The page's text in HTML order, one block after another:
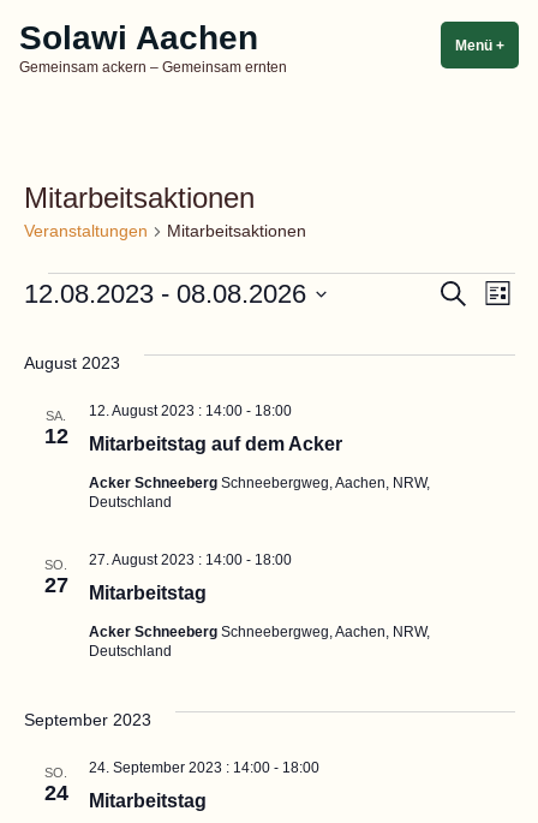
Inhalt
springen
Solawi Aachen
Gemeinsam ackern – Gemeinsam ernten
Menü +
Mitarbeitsaktionen
Veranstaltungen Mitarbeitsaktionen
Veranstaltungen Suche
Liste
12.08.2023 - 08.08.2026
wählen.
August 2023
SA.
12 Mitarbeitstag auf dem Acker
12. August 2023 : 14:00- 18:00
Acker Schneeberg Schneebergweg, Aachen, NRW,
Deutschland
SO.
27 Mitarbeitstag
27. August 2023 : 14:00- 18:00
Acker Schneeberg Schneebergweg, Aachen, NRW,
Deutschland
September 2023
SO.
24 Mitarbeitstag
24. September 2023 : 14:00- 18:00